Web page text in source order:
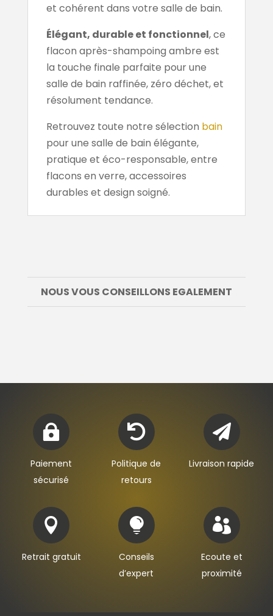
et cohérent dans votre salle de bain.
Élégant, durable et fonctionnel, ce
flacon après-shampoing ambre est
la touche finale parfaite pour une
salle de bain raffinée, zéro déchet, et
résolument tendance.
Retrouvez toute notre sélection bain
pour une salle de bain élégante,
pratique et éco-responsable, entre
flacons en verre, accessoires
durables et design soigné.
NOUS VOUS CONSEILLONS EGALEMENT

Paiement
sécurisé

Politique de
retours

Livraison rapide

Retrait gratuit

Conseils
d’expert

Ecoute et
proximité